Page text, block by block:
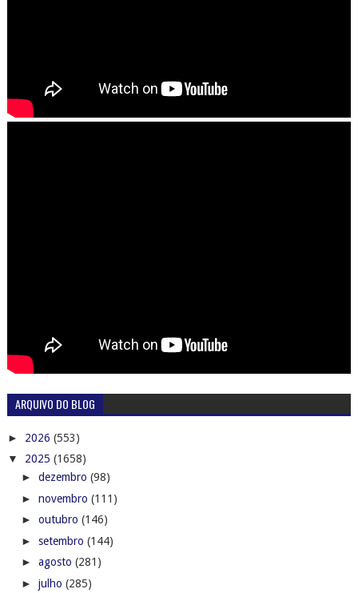
ARQUIVO DO BLOG
► 2026 (553)
▼ 2025 (1658)
► dezembro (98)
► novembro (111)
► outubro (146)
► setembro (144)
► agosto (281)
► julho (285)